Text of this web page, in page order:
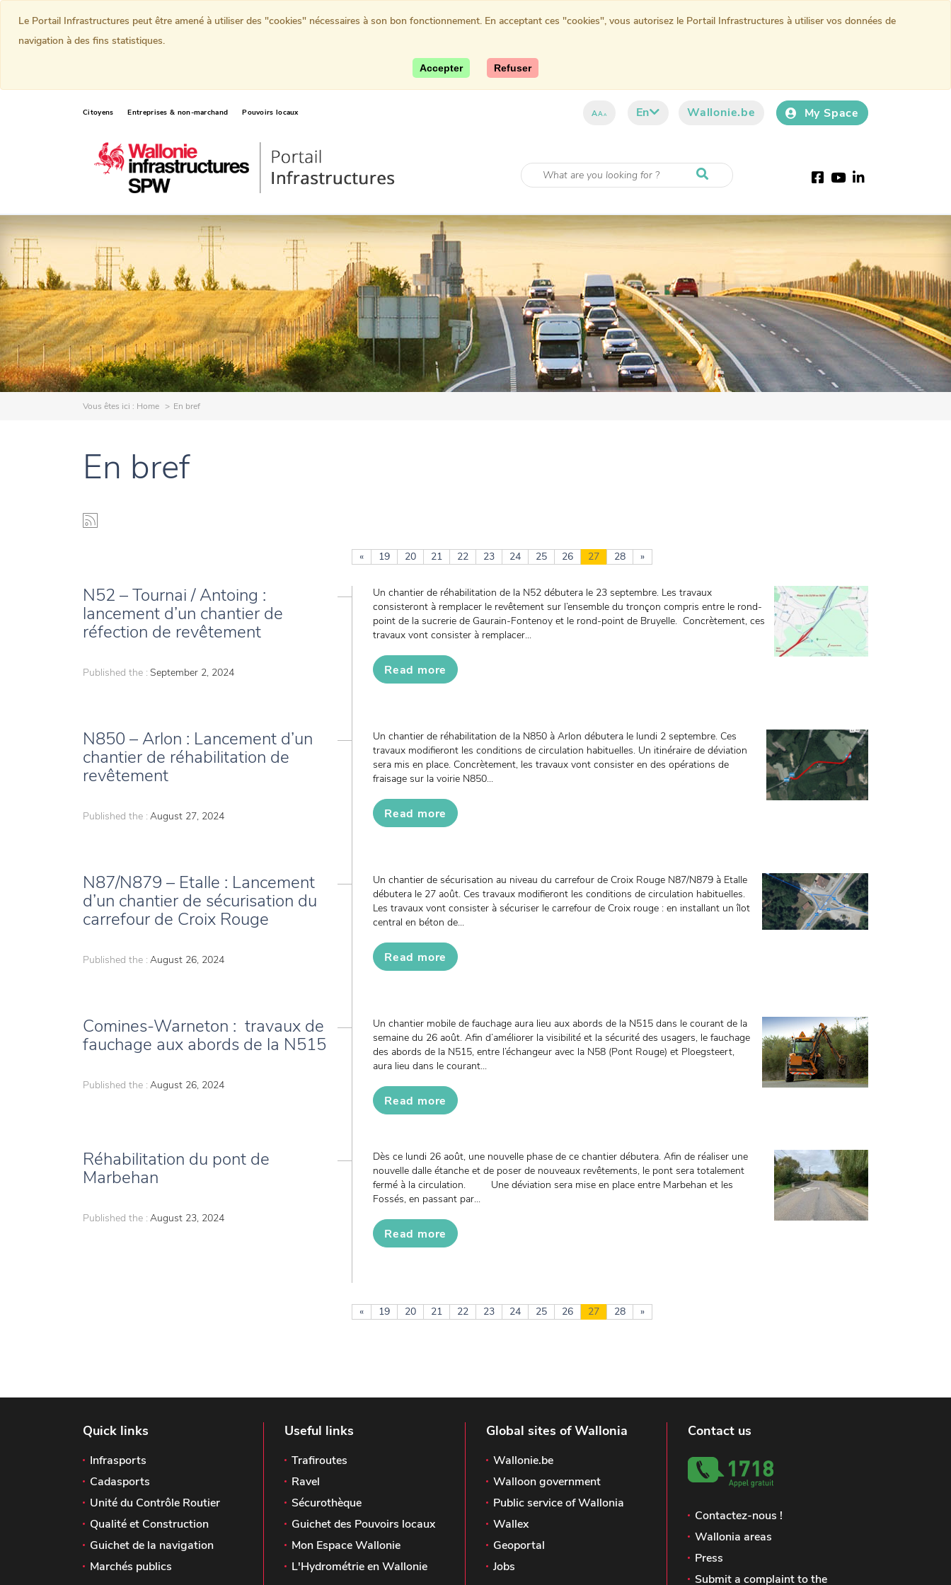
Citoyens Entreprises & non-marchand Pouvoirs locaux AAA En Wallonie.be My Space
Facebook
YoutubeLinkedIn
Vous êtes ici : Home En bref
En bref
« 19 20 21 22 23 24 25 26 27 28 »
N52 – Tournai / Antoing :
lancement d’un chantier de
réfection de revêtement
Published the : September 2, 2024
Un chantier de réhabilitation de la N52 débutera le 23 septembre. Les travaux
consisteront à remplacer le revêtement sur l’ensemble du tronçon compris entre le rond-
point de la sucrerie de Gaurain-Fontenoy et le rond-point de Bruyelle. Concrètement, ces
travaux vont consister à remplacer...
Read more
N850 – Arlon : Lancement d’un
chantier de réhabilitation de
revêtement
Published the : August 27, 2024
Un chantier de réhabilitation de la N850 à Arlon débutera le lundi 2 septembre. Ces
travaux modifieront les conditions de circulation habituelles. Un itinéraire de déviation
sera mis en place. Concrètement, les travaux vont consister en des opérations de
fraisage sur la voirie N850...
Read more
N87/N879 – Etalle : Lancement
d’un chantier de sécurisation du
carrefour de Croix Rouge
Published the : August 26, 2024
Un chantier de sécurisation au niveau du carrefour de Croix Rouge N87/N879 à Etalle
débutera le 27 août. Ces travaux modifieront les conditions de circulation habituelles.
Les travaux vont consister à sécuriser le carrefour de Croix rouge : en installant un îlot
central en béton de...
Read more
Comines-Warneton : travaux de
fauchage aux abords de la N515
Published the : August 26, 2024
Un chantier mobile de fauchage aura lieu aux abords de la N515 dans le courant de la
semaine du 26 août. Afin d’améliorer la visibilité et la sécurité des usagers, le fauchage
des abords de la N515, entre l’échangeur avec la N58 (Pont Rouge) et Ploegsteert,
aura lieu dans le courant...
Read more
Réhabilitation du pont de
Marbehan
Published the : August 23, 2024
Dès ce lundi 26 août, une nouvelle phase de ce chantier débutera. Afin de réaliser une
nouvelle dalle étanche et de poser de nouveaux revêtements, le pont sera totalement
fermé à la circulation. Une déviation sera mise en place entre Marbehan et les
Fossés, en passant par...
Read more
« 19 20 21 22 23 24 25 26 27 28 »
Quick links
Infrasports
Cadasports
Unité du Contrôle Routier
Qualité et Construction
Guichet de la navigation
Marchés publics
Useful links
Trafiroutes
Ravel
Sécurothèque
Guichet des Pouvoirs locaux
Mon Espace Wallonie
L'Hydrométrie en Wallonie
Global sites of Wallonia
Wallonie.be
Walloon government
Public service of Wallonia
Wallex
Geoportal
Jobs
Contact us
Contactez-nous !
Wallonia areas
Press
Submit a complaint to the
Le Portail Infrastructures peut être amené à utiliser des "cookies" nécessaires à son bon fonctionnement. En acceptant ces "cookies", vous autorisez le Portail Infrastructures à utiliser vos données de
navigation à des fins statistiques.
Accepter Refuser